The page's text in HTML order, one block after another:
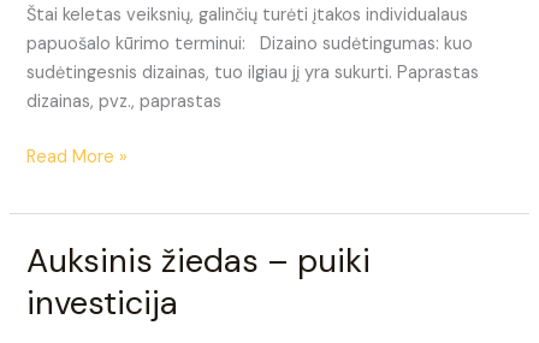
Štai keletas veiksnių, galinčių turėti įtakos individualaus
papuošalo kūrimo terminui: Dizaino sudėtingumas: kuo
sudėtingesnis dizainas, tuo ilgiau jį yra sukurti. Paprastas
dizainas, pvz., paprastas
Read More »
Auksinis žiedas – puiki
investicija
Auksinis
–